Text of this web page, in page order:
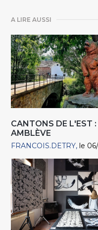
A LIRE AUSSI
CANTONS DE L'EST
AMBLÈVE
FRANCOIS.DETRY le